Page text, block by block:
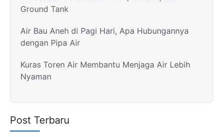
Ground Tank
Air Bau Aneh di Pagi Hari, Apa Hubungannya
dengan Pipa Air
Kuras Toren Air Membantu Menjaga Air Lebih
Nyaman
Post Terbaru